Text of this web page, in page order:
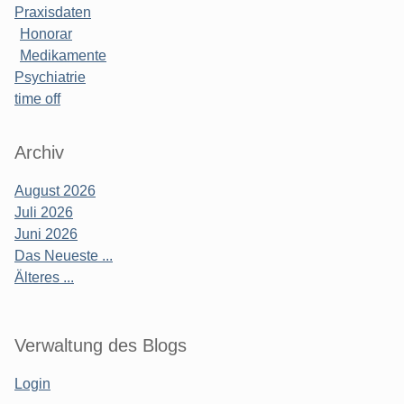
Praxisdaten
Honorar
Medikamente
Psychiatrie
time off
Archiv
August 2026
Juli 2026
Juni 2026
Das Neueste ...
Älteres ...
Verwaltung des Blogs
Login